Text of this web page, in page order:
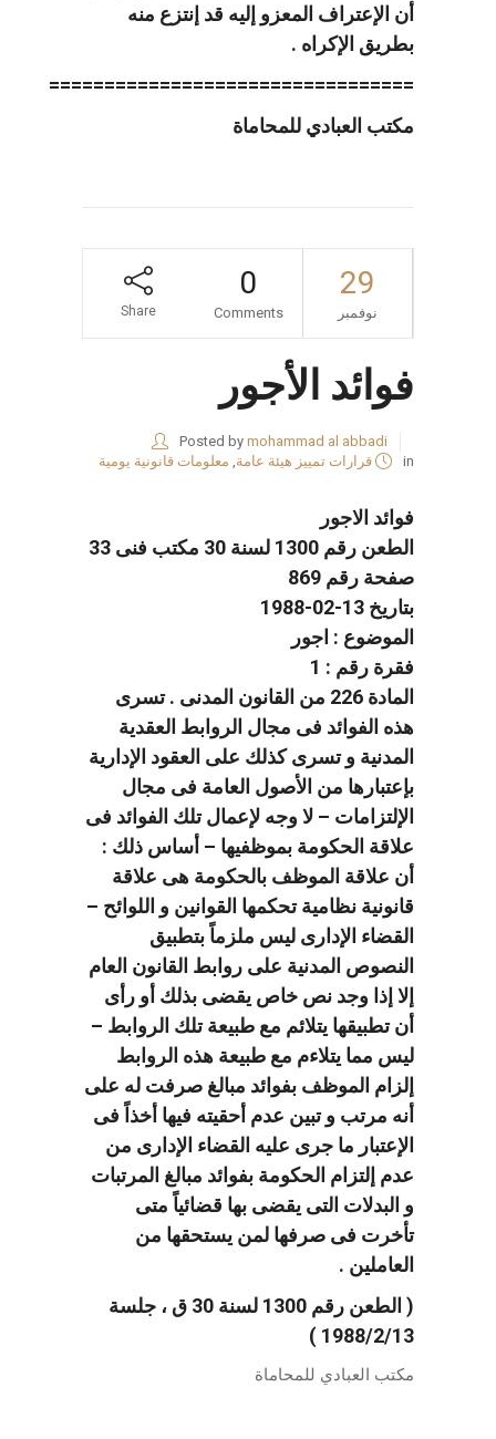
أن الإعتراف المعزو إليه قد إنتزع منه
بطريق الإكراه .
=================================
مكتب العبادي للمحاماة
29
نوفمبر
0
Comments
Share
فوائد الأجور
Posted by mohammad al abbadi
in
قرارات تمييز هيئة عامة, معلومات قانونية يومية
فوائد الاجور
الطعن رقم 1300 لسنة 30 مكتب فنى 33
صفحة رقم 869
بتاريخ 13-02-1988
الموضوع : اجور
فقرة رقم : 1
المادة 226 من القانون المدنى . تسرى
هذه الفوائد فى مجال الروابط العقدية
المدنية و تسرى كذلك على العقود الإدارية
بإعتبارها من الأصول العامة فى مجال
الإلتزامات – لا وجه لإعمال تلك الفوائد فى
علاقة الحكومة بموظفيها – أساس ذلك :
أن علاقة الموظف بالحكومة هى علاقة
قانونية نظامية تحكمها القوانين و اللوائح –
القضاء الإدارى ليس ملزماً بتطبيق
النصوص المدنية على روابط القانون العام
إلا إذا وجد نص خاص يقضى بذلك أو رأى
أن تطبيقها يتلائم مع طبيعة تلك الروابط –
ليس مما يتلاءم مع طبيعة هذه الروابط
إلزام الموظف بفوائد مبالغ صرفت له على
أنه مرتب و تبين عدم أحقيته فيها أخذاً فى
الإعتبار ما جرى عليه القضاء الإدارى من
عدم إلتزام الحكومة بفوائد مبالغ المرتبات
و البدلات التى يقضى بها قضائياً متى
تأخرت فى صرفها لمن يستحقها من
العاملين .
( الطعن رقم 1300 لسنة 30 ق ، جلسة
1988/2/13 )
مكتب العبادي للمحاماة